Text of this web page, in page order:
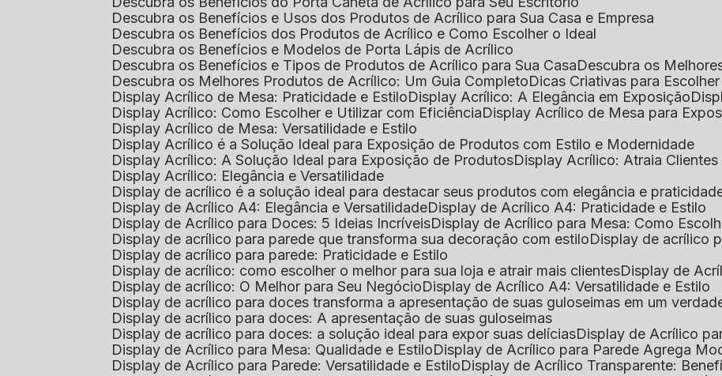
Descubra os Benefícios e Usos dos Produtos de Acrílico para Sua Casa e Empresa
Descubra os Benefícios dos Produtos de Acrílico e Como Escolher o Ideal
Descubra os Benefícios e Modelos de Porta Lápis de Acrílico
Descubra os Benefícios e Tipos de Produtos de Acrílico para Sua Casa
Descubra os
Descubra os Melhores Produtos de Acrílico: Um Guia Completo
Dicas Criativas para
Display Acrílico de Mesa: Praticidade e Estilo
Display Acrílico: A Elegância em Exposição
Display Acrílico: Como Escolher e Utilizar com Eficiência
Display Acrílico de Mesa para
Display Acrílico de Mesa: Versatilidade e Estilo
Display Acrílico é a Solução Ideal para Exposição de Produtos com Estilo e Modernidade
Display Acrílico: A Solução Ideal para Exposição de Produtos
Display Acrílico: Atraia
Display Acrílico: Elegância e Versatilidade
Display de acrílico é a solução ideal para destacar seus produtos com elegância e
Display de Acrílico A4: Elegância e Versatilidade
Display de Acrílico A4: Praticidade e Estilo
Display de Acrílico para Doces: 5 Ideias Incríveis
Display de Acrílico para Mesa: Como
Display de acrílico para parede que transforma sua decoração com estilo
Display de acrílico
Display de acrílico para parede: Praticidade e Estilo
Display de acrílico: como escolher o melhor para sua loja e atrair mais clientes
Display de
Display de acrílico: O Melhor para Seu Negócio
Display de Acrílico A4: Versatilidade e Estilo
Display de acrílico para doces transforma a apresentação de suas guloseimas em um
Display de acrílico para doces: A apresentação de suas guloseimas
Display de acrílico para doces: a solução ideal para expor suas delícias
Display de Acrílico
Display de Acrílico para Mesa: Qualidade e Estilo
Display de Acrílico para Parede Agrega
Display de Acrílico para Parede: Versatilidade e Estilo
Display de Acrílico Transparente: